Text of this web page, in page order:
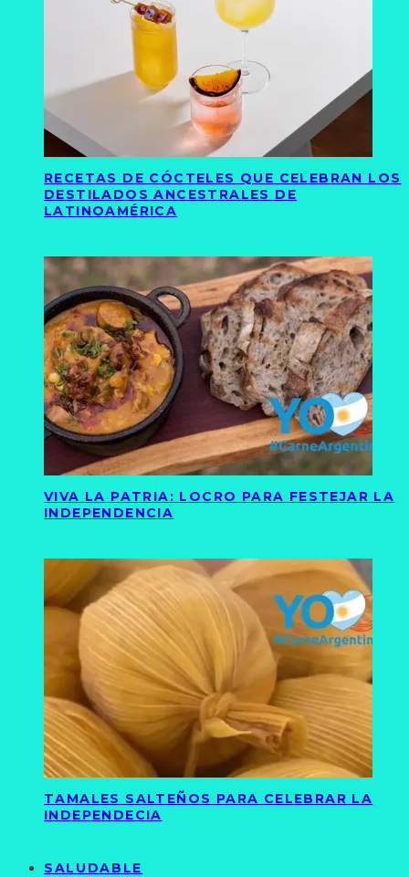
RECETAS DE CÓCTELES QUE CELEBRAN LOS
DESTILADOS ANCESTRALES DE
LATINOAMÉRICA
VIVA LA PATRIA: LOCRO PARA FESTEJAR LA
INDEPENDENCIA
TAMALES SALTEÑOS PARA CELEBRAR LA
INDEPENDECIA
SALUDABLE